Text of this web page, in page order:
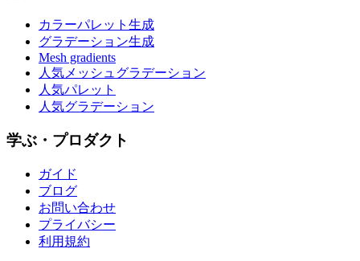
カラーパレット生成
グラデーション生成
Mesh gradients
人気メッシュグラデーション
人気パレット
人気グラデーション
学ぶ・プロダクト
ガイド
ブログ
お問い合わせ
プライバシー
利用規約